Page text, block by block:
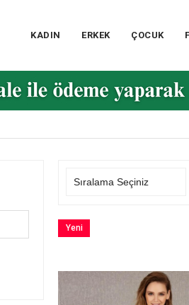
KADIN ERKEK ÇOCUK
Yeni